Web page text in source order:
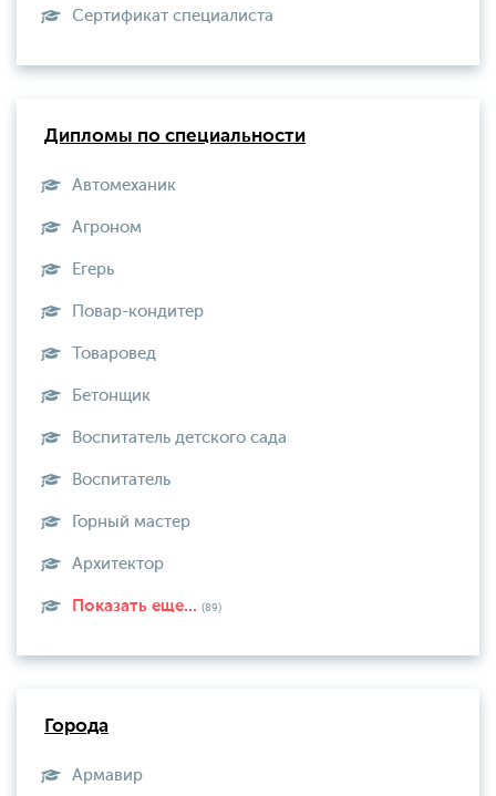
Сертификат специалиста
Дипломы по специальности
Автомеханик
Агроном
Егерь
Повар-кондитер
Товаровед
Бетонщик
Воспитатель детского сада
Воспитатель
Горный мастер
Архитектор
Показать еще... (89)
Города
Армавир